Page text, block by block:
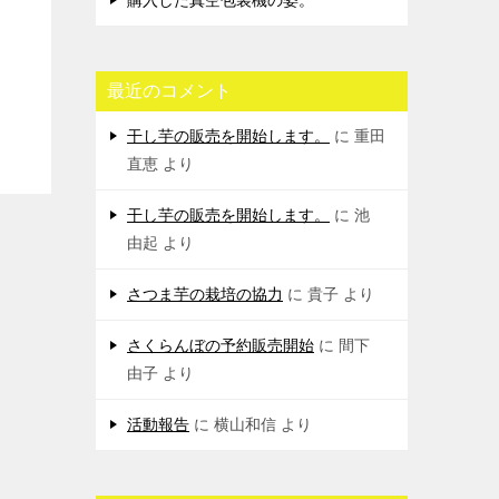
最近のコメント
干し芋の販売を開始します。 に 重田
直恵 より
干し芋の販売を開始します。 に 池
由起 より
さつま芋の栽培の協力 に 貴子 より
さくらんぼの予約販売開始 に 間下
由子 より
活動報告 に 横山和信 より